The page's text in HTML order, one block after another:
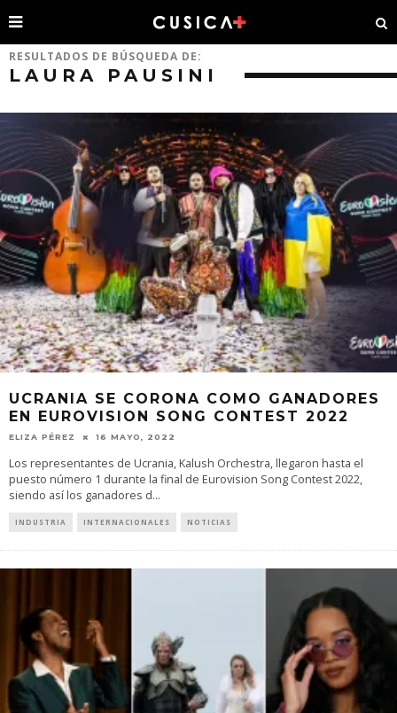
RESULTADOS DE BÚSQUEDA DE:
LAURA PAUSINI
UCRANIA SE CORONA COMO GANADORES
EN EUROVISION SONG CONTEST 2022
ELIZA PÉREZ 16 MAYO, 2022
Los representantes de Ucrania, Kalush Orchestra, llegaron hasta el
puesto número 1 durante la final de Eurovision Song Contest 2022,
siendo así los ganadores d...
INDUSTRIA INTERNACIONALES NOTICIAS